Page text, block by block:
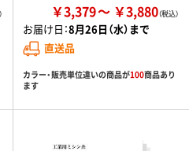
￥3,379 ￥3,880
お届け日：8月26日（水）まで
直送品
カラー・販売単位違いの商品が100商品あり
ます